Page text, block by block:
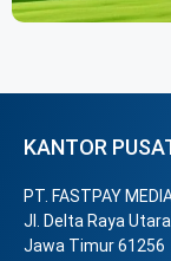
KANTOR
PT. FASTPAY
Jl. Delta Raya
Jawa Timur 61256